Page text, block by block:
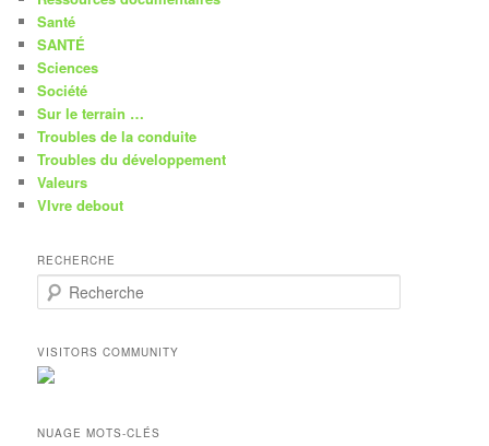
Santé
SANTÉ
Sciences
Société
Sur le terrain …
Troubles de la conduite
Troubles du développement
Valeurs
VIvre debout
RECHERCHE
e
h
e
r
h
VISITORS COMMUNITY
NUAGE MOTS-CLÉS